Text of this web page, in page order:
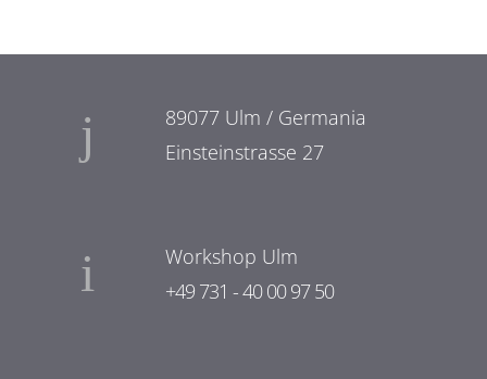
89077 Ulm / Germania
Einsteinstrasse 27
Workshop Ulm
+49 731 - 40 00 97 50